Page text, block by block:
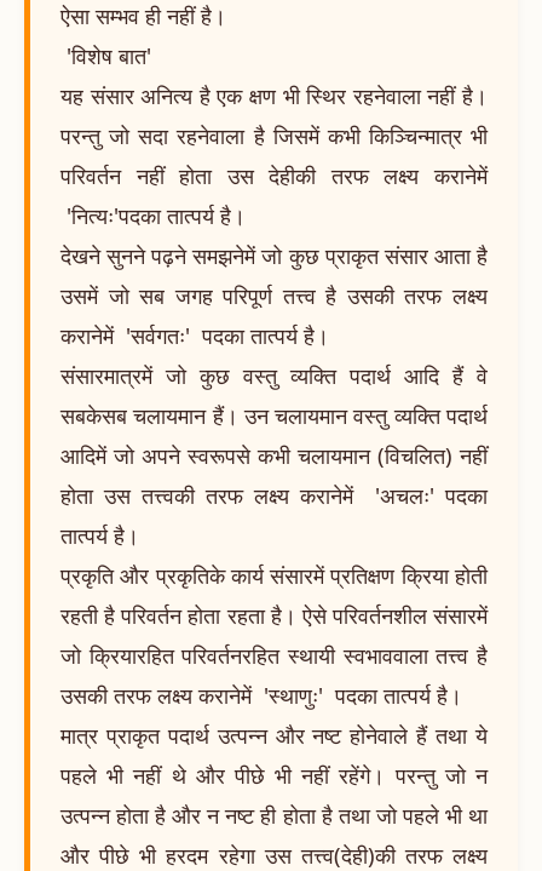
ऐसा सम्भव ही नहीं है।
'विशेष बात'
यह संसार अनित्य है एक क्षण भी स्थिर रहनेवाला नहीं है।
परन्तु जो सदा रहनेवाला है जिसमें कभी किञ्चिन्मात्र भी
परिवर्तन नहीं होता उस देहीकी तरफ लक्ष्य करानेमें
'नित्यः'पदका तात्पर्य है।
देखने सुनने पढ़ने समझनेमें जो कुछ प्राकृत संसार आता है
उसमें जो सब जगह परिपूर्ण तत्त्व है उसकी तरफ लक्ष्य
करानेमें 'सर्वगतः' पदका तात्पर्य है।
संसारमात्रमें जो कुछ वस्तु व्यक्ति पदार्थ आदि हैं वे
सबकेसब चलायमान हैं। उन चलायमान वस्तु व्यक्ति पदार्थ
आदिमें जो अपने स्वरूपसे कभी चलायमान (विचलित) नहीं
होता उस तत्त्वकी तरफ लक्ष्य करानेमें 'अचलः' पदका
तात्पर्य है।
प्रकृति और प्रकृतिके कार्य संसारमें प्रतिक्षण क्रिया होती
रहती है परिवर्तन होता रहता है। ऐसे परिवर्तनशील संसारमें
जो क्रियारहित परिवर्तनरहित स्थायी स्वभाववाला तत्त्व है
उसकी तरफ लक्ष्य करानेमें 'स्थाणुः' पदका तात्पर्य है।
मात्र प्राकृत पदार्थ उत्पन्न और नष्ट होनेवाले हैं तथा ये
पहले भी नहीं थे और पीछे भी नहीं रहेंगे। परन्तु जो न
उत्पन्न होता है और न नष्ट ही होता है तथा जो पहले भी था
और पीछे भी हरदम रहेगा उस तत्त्व(देही)की तरफ लक्ष्य